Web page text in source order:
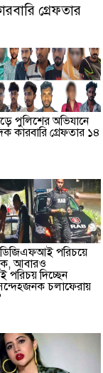
গ্রেফতার
পুলিশের অভিযানে
কারবারি গ্রেফতার ১৪
ডিজিএফআই পরিচয়ে
আবারও
দিচ্ছেন
চলাফেরায়